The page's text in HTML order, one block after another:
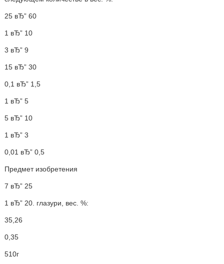
25 вЂ” 60
1 вЂ” 10
3 вЂ” 9
15 вЂ” 30
0,1 вЂ” 1,5
1 вЂ” 5
5 вЂ” 10
1 вЂ” 3
0,01 вЂ” 0,5
Предмет изобретения
7 вЂ” 25
1 вЂ” 20. глазури, вес. %:
35,26
0,35
510г